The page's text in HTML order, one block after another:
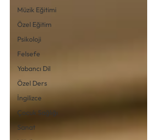
Müzik Eğitimi
Özel Eğitim
Psikoloji
Felsefe
Yabancı Dil
Özel Ders
İngilizce
Çocuk Sağlığı
Sanat